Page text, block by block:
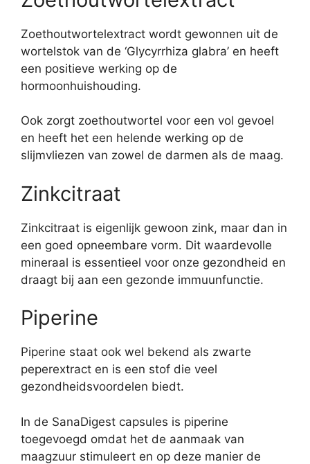
Zoethoutwortelextract wordt gewonnen uit de
wortelstok van de ‘Glycyrrhiza glabra’ en heeft
een positieve werking op de
hormoonhuishouding.
Ook zorgt zoethoutwortel voor een vol gevoel
en heeft het een helende werking op de
slijmvliezen van zowel de darmen als de maag.
Zinkcitraat
Zinkcitraat is eigenlijk gewoon zink, maar dan in
een goed opneembare vorm. Dit waardevolle
mineraal is essentieel voor onze gezondheid en
draagt bij aan een gezonde immuunfunctie.
Piperine
Piperine staat ook wel bekend als zwarte
peperextract en is een stof die veel
gezondheidsvoordelen biedt.
In de SanaDigest capsules is piperine
toegevoegd omdat het de aanmaak van
maagzuur stimuleert en op deze manier de